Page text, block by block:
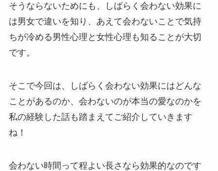
そうならないためにも、しばらく会わない効果に
は男女で違いを知り、あえて会わないことで気持
ちが冷める男性心理と女性心理も知ることが大切
です。
そこで今回は、しばらく会わない効果にはどんな
ことがあるのか、会わないのが本当の愛なのかを
私の経験した話も踏まえてご紹介していきます
ね！
会わない時間って程よい長さなら効果的なのです